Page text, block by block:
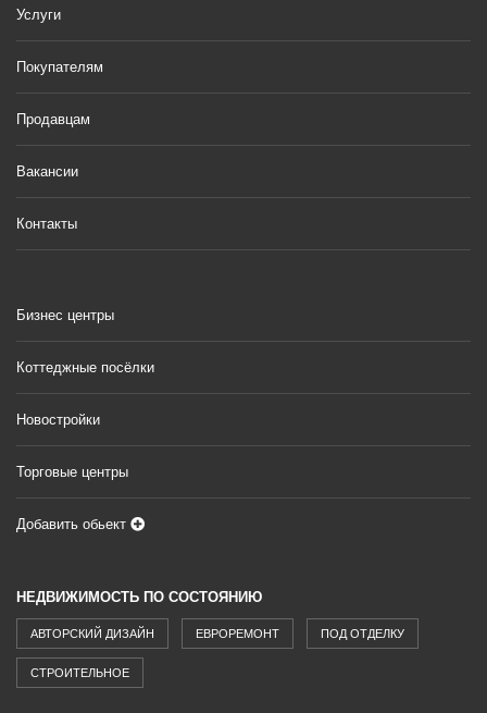
Услуги
Покупателям
Продавцам
Вакансии
Контакты
Бизнес центры
Коттеджные посёлки
Новостройки
Торговые центры
Добавить обьект
НЕДВИЖИМОСТЬ ПО СОСТОЯНИЮ
АВТОРСКИЙ ДИЗАЙН ЕВРОРЕМОНТ ПОД ОТДЕЛКУ
СТРОИТЕЛЬНОЕ